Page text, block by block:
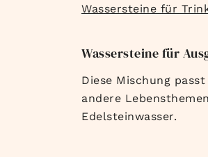
Wassersteine für
Wassersteine für
Diese Mischung
andere
Edelsteinwasser.